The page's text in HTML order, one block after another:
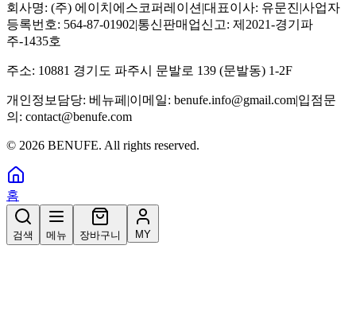
회사명: (주) 에이치에스코퍼레이션|대표이사: 유문진|사업자
등록번호: 564-87-01902|통신판매업신고: 제2021-경기파
주-1435호
주소: 10881 경기도 파주시 문발로 139 (문발동) 1-2F
개인정보담당: 베뉴페 |이메일: benufe.info@gmail.com|입점문
의: contact@benufe.com
© 2026 BENUFE. All rights reserved.
홈
검색 메뉴 장바구니 MY